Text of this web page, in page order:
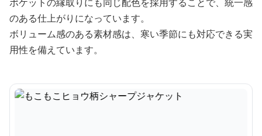
のある仕上がりになっています。
ボリューム感のある素材感は、寒い季節にも対応できる実
用性を備えています。